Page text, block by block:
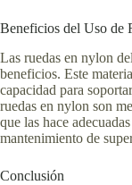
Beneficios del Uso de
Las ruedas en nylon
beneficios. Este
capacidad para
ruedas en nylon son
que las hace
mantenimiento de
Conclusión